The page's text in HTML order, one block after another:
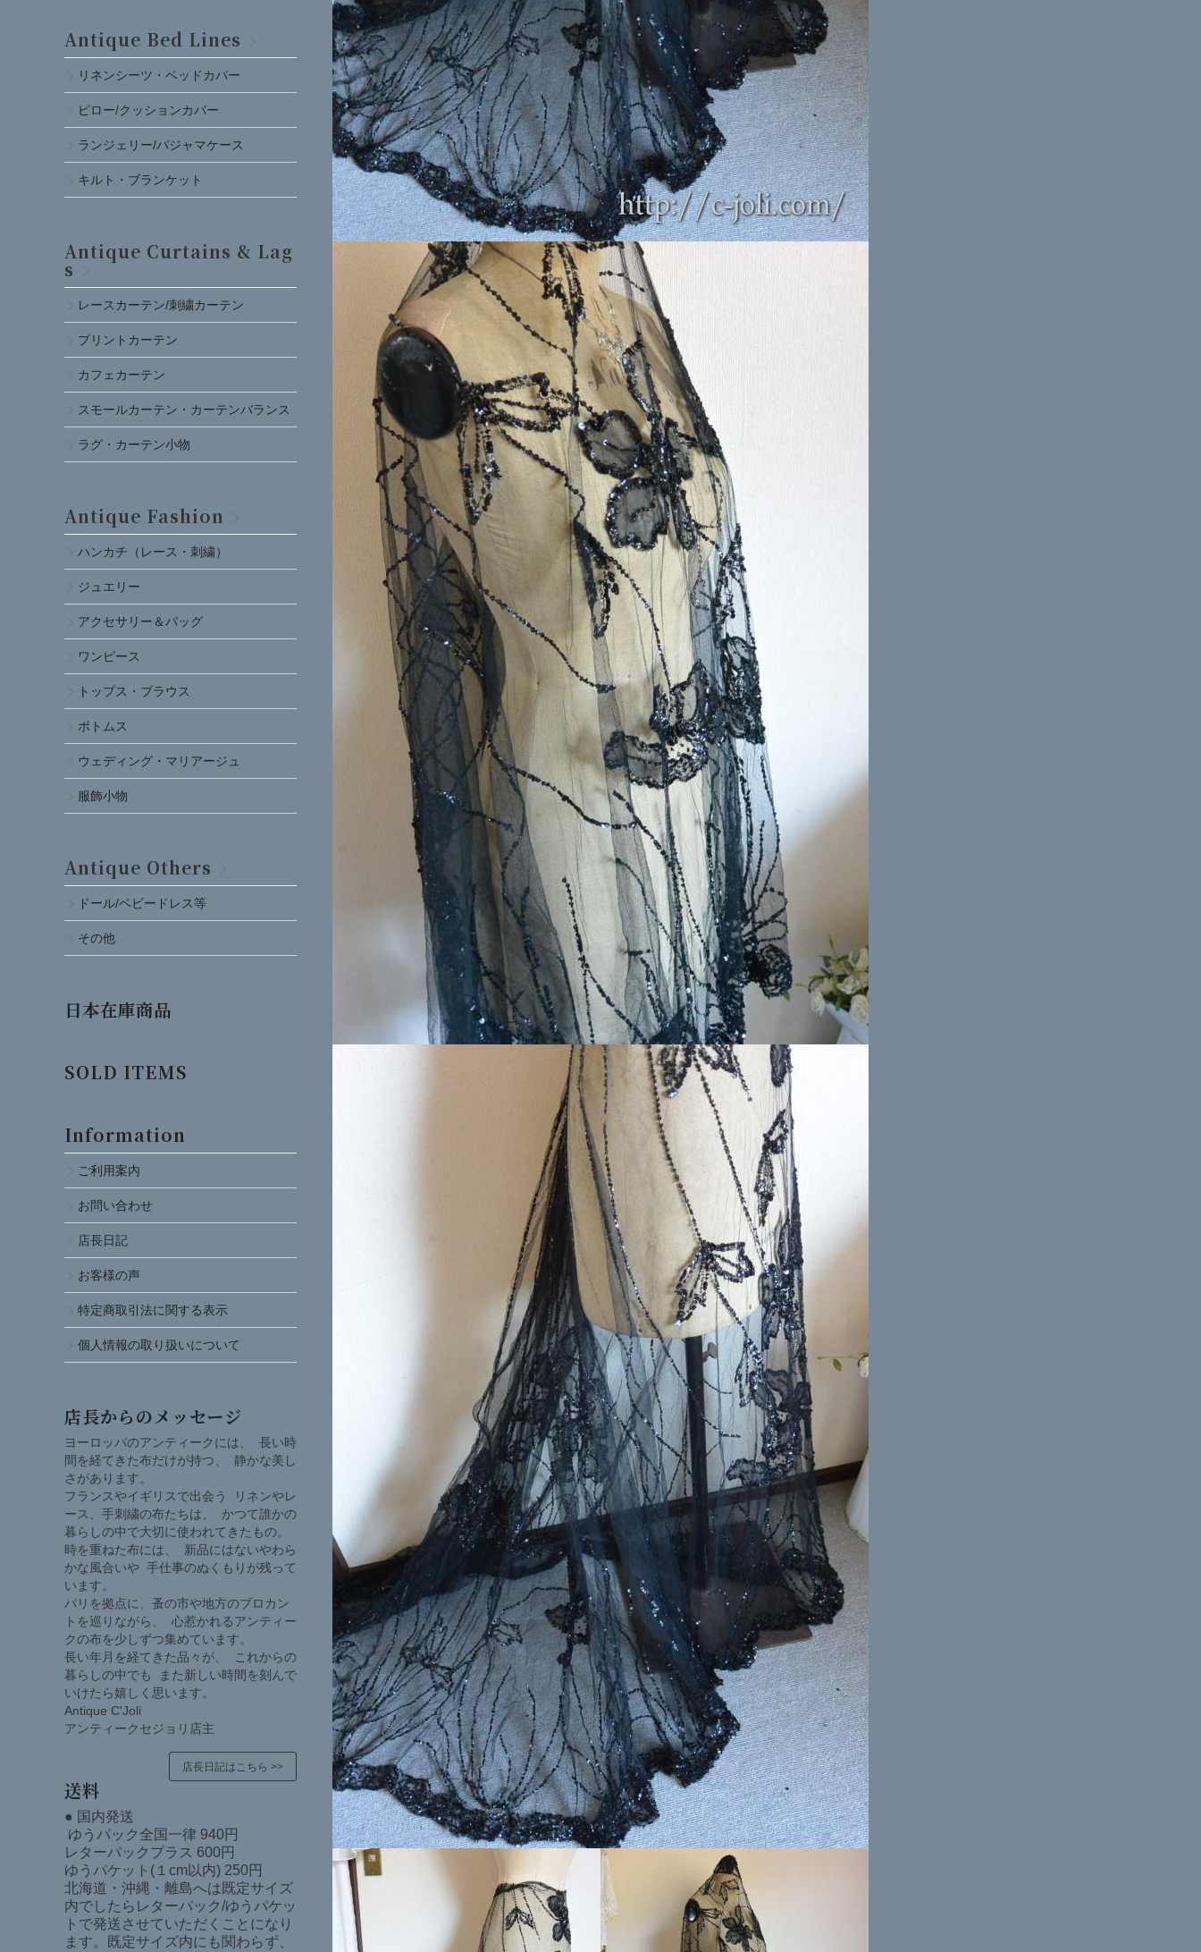
Antique Bed Lines
リネンシーツ・ベッドカバー
ピロー/クッションカバー
ランジェリー/パジャマケース
キルト・ブランケット
Antique Curtains & Lag
s
レースカーテン/刺繍カーテン
プリントカーテン
カフェカーテン
スモールカーテン・カーテンバランス
ラグ・カーテン小物
Antique Fashion
ハンカチ（レース・刺繍）
ジュエリー
アクセサリー＆バッグ
ワンピース
トップス・ブラウス
ボトムス
ウェディング・マリアージュ
服飾小物
Antique Others
ドール/ベビードレス等
その他
日本在庫商品
SOLD ITEMS
Information
ご利用案内
お問い合わせ
店長日記
お客様の声
特定商取引法に関する表示
個人情報の取り扱いについて
店長からのメッセージ
ヨーロッパのアンティークには、 長い時
間を経てきた布だけが持つ、 静かな美し
さがあります。
フランスやイギリスで出会う リネンやレ
ース、手刺繍の布たちは、 かつて誰かの
暮らしの中で大切に使われてきたもの。
時を重ねた布には、 新品にはないやわら
かな風合いや 手仕事のぬくもりが残って
います。
パリを拠点に、蚤の市や地方のブロカン
トを巡りながら、 心惹かれるアンティー
クの布を少しずつ集めています。
長い年月を経てきた品々が、 これからの
暮らしの中でも また新しい時間を刻んで
いけたら嬉しく思います。
Antique C'Joli
アンティークセジョリ店主
店長日記はこちら >>
送料
● 国内発送
ゆうパック全国一律 940円
レターパックプラス 600円
ゆうパケット(１cm以内) 250円
北海道・沖縄・離島へは既定サイズ
内でしたらレターパック/ゆうパケッ
トで発送させていただくことになり
ます。既定サイズ内にも関わらず、